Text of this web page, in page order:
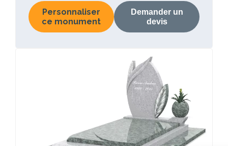
Personnaliser
ce monument
Demander un
devis